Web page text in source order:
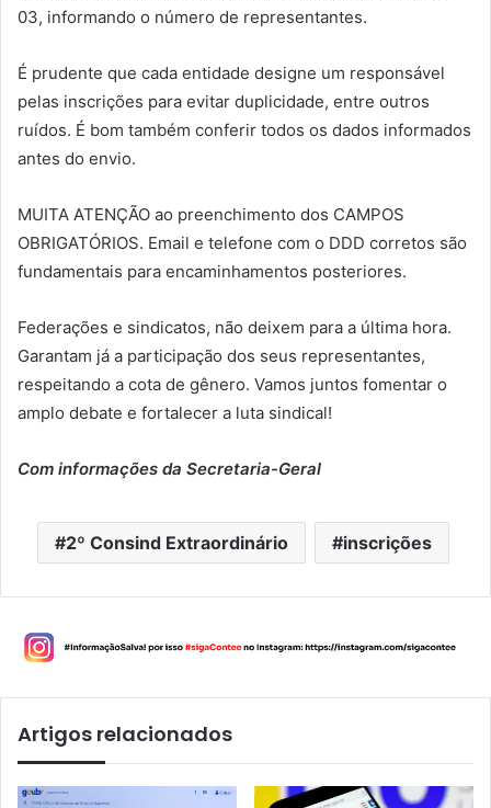
03, informando o número de representantes.
É prudente que cada entidade designe um responsável
pelas inscrições para evitar duplicidade, entre outros
ruídos. É bom também conferir todos os dados informados
antes do envio.
MUITA ATENÇÃO ao preenchimento dos CAMPOS
OBRIGATÓRIOS. Email e telefone com o DDD corretos são
fundamentais para encaminhamentos posteriores.
Federações e sindicatos, não deixem para a última hora.
Garantam já a participação dos seus representantes,
respeitando a cota de gênero. Vamos juntos fomentar o
amplo debate e fortalecer a luta sindical!
Com informações da Secretaria-Geral
2º Consind Extraordinário inscrições
Artigos relacionados